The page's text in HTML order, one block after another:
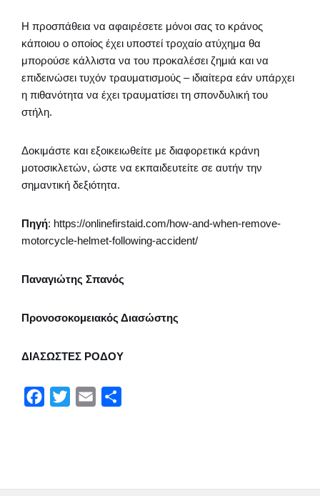
Η προσπάθεια να αφαιρέσετε μόνοι σας το κράνος
κάποιου ο οποίος έχει υποστεί τροχαίο ατύχημα θα
μπορούσε κάλλιστα να του προκαλέσει ζημιά και να
επιδεινώσει τυχόν τραυματισμούς – ιδιαίτερα εάν υπάρχει
η πιθανότητα να έχει τραυματίσει τη σπονδυλική του
στήλη.
Δοκιμάστε και εξοικειωθείτε με διαφορετικά κράνη
μοτοσικλετών, ώστε να εκπαιδευτείτε σε αυτήν την
σημαντική δεξιότητα.
Πηγή: https://onlinefirstaid.com/how-and-when-remove-
motorcycle-helmet-following-accident/
Παναγιώτης Σπανός
Προνοσοκομειακός Διασώστης
ΔΙΑΣΩΣΤΕΣ ΡΟΔΟΥ